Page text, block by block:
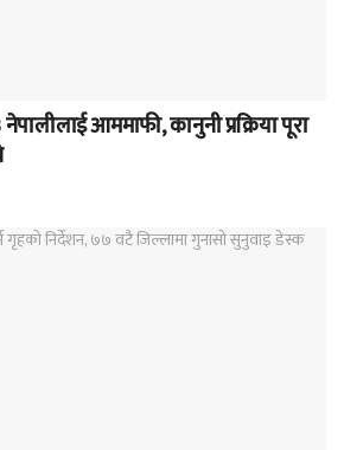
आममाफी, कानुनी प्रक्रिया पूरा